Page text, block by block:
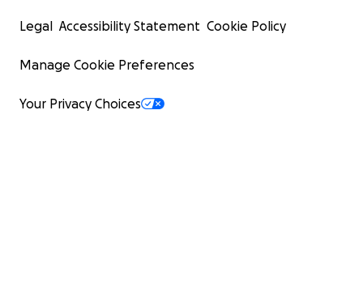
Legal Accessibility Statement Cookie Policy
Manage Cookie Preferences
Your Privacy Choices